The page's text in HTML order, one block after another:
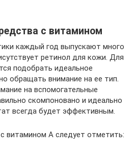
с витамином
каждый год выпускают много
ретинол для кожи. Для
подобрать идеальное
обращать внимание на ее тип.
на вспомогательные
скомпоновано и идеально
всегда будет эффективным.
витамином А следует отметить: